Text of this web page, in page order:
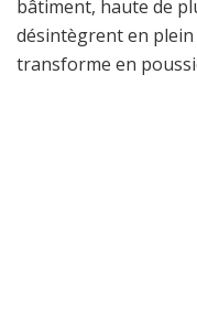
bâtiment, haute de
désintègrent en plein
transforme en